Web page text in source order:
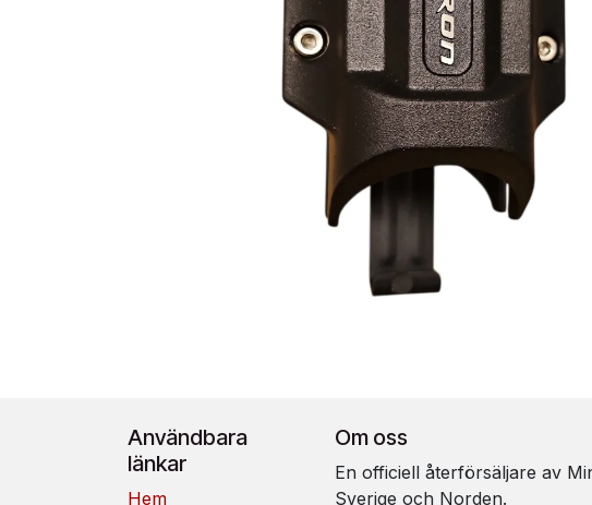
Användbara
länkar
Hem
Om oss
En officiell återförsäljare av
Sverige och Norden.